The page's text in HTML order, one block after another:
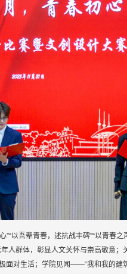
以吾辈青春，述抗战丰碑”“以青春
人群体，彰显人文关怀与崇高敬意
面对生活；学院见闻——“我和我的建